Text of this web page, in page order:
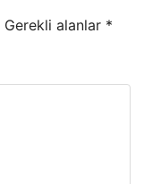
Gerekli alanlar *